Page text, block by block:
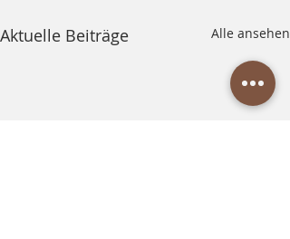
Aktuelle Beiträge Alle ansehen